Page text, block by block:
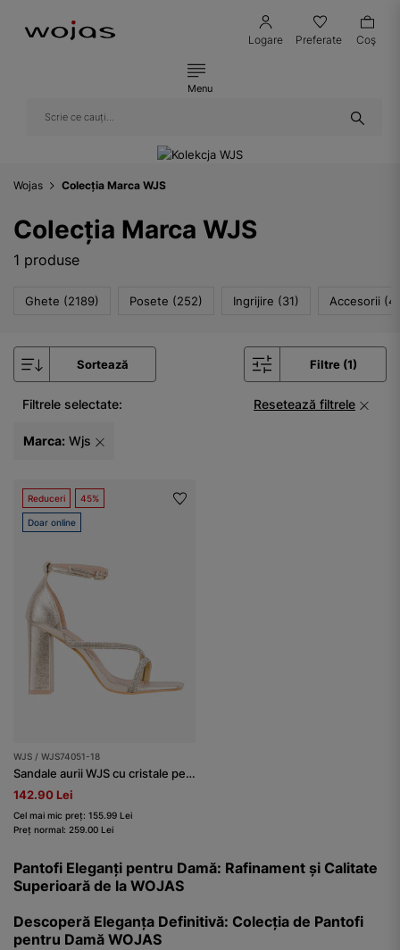
Logare Preferate Coş
Menu
Wojas Colecția Marca WJS
Colecția Marca WJS
1 produse
Ghete (2189) Posete (252) Ingrijire (31) Accesorii
Sortează Filtre (1)
Filtrele selectate: Resetează filtrele
Marca: Wjs
Reduceri 45%
Doar online
WJS / WJS74051-18
Sandale aurii WJS cu cristale pe toc damă
142.90 Lei
Cel mai mic preț: 155.99 Lei
Preț normal: 259.00 Lei
Pantofi Eleganți pentru Damă: Rafinament și Calitate
Superioară de la WOJAS
Descoperă Eleganța Definitivă: Colecția de Pantofi
pentru Damă WOJAS